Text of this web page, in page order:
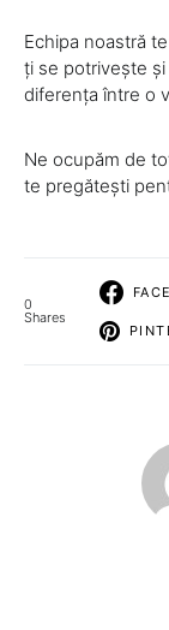
Echipa noastră
ți se potrivește
diferența între o
Ne ocupăm de
te pregătești
0
Shares